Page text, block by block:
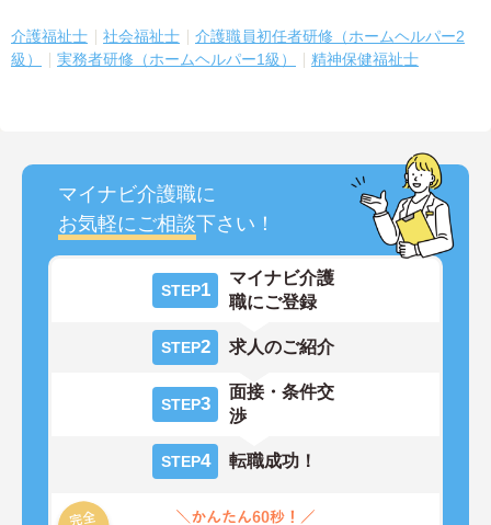
介護福祉士 社会福祉士
介護職員初任者研修（ホームヘルパー2
級）
実務者研修（ホームヘルパー1級） 精神保健福祉士
マイナビ介護職に
お気軽にご相談下さい！
STEP1
マイナビ介護
職にご登録
STEP2 求人のご紹介
STEP3
面接・条件交
渉
STEP4 転職成功！